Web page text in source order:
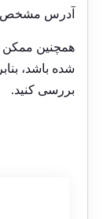
آدرس مشخص،
همچنین ممکن
شده باشد،
بررسی کنید.